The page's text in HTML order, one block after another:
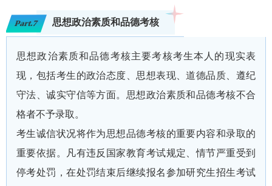
Part.7 思想政治素质和品德考核
思想政治素质和品德考核主要考核考生本人的现实表
现，包括考生的政治态度、思想表现、道德品质、遵纪
守法、诚实守信等方面。思想政治素质和品德考核不合
格者不予录取。
考生诚信状况将作为思想品德考核的重要内容和录取的
重要依据。凡有违反国家教育考试规定、情节严重受到
停考处罚，在处罚结束后继续报名参加研究生招生考试